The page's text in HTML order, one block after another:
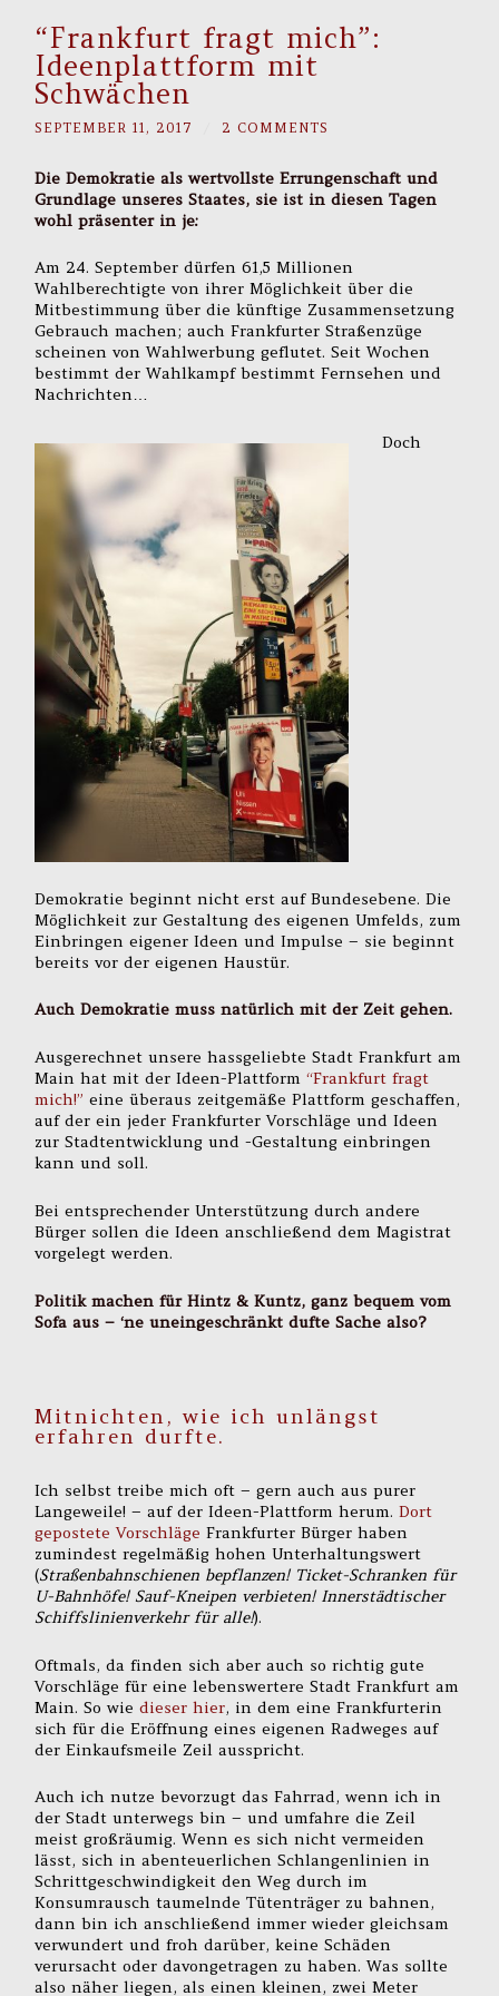
“Frankfurt fragt mich”:
Ideenplattform mit
Schwächen
SEPTEMBER 11, 2017 2 COMMENTS
Die Demokratie als wertvollste Errungenschaft und
Grundlage unseres Staates, sie ist in diesen Tagen
wohl präsenter in je:
Am 24. September dürfen 61,5 Millionen
Wahlberechtigte von ihrer Möglichkeit über die
Mitbestimmung über die künftige Zusammensetzung
Gebrauch machen; auch Frankfurter Straßenzüge
scheinen von Wahlwerbung geflutet. Seit Wochen
bestimmt der Wahlkampf bestimmt Fernsehen und
Nachrichten…
Doch
Demokratie beginnt nicht erst auf Bundesebene. Die
Möglichkeit zur Gestaltung des eigenen Umfelds, zum
Einbringen eigener Ideen und Impulse – sie beginnt
bereits vor der eigenen Haustür.
Auch Demokratie muss natürlich mit der Zeit gehen.
Ausgerechnet unsere hassgeliebte Stadt Frankfurt am
Main hat mit der Ideen-Plattform“Frankfurt fragt
mich!” eine überaus zeitgemäße Plattform geschaffen,
auf der ein jeder Frankfurter Vorschläge und Ideen
zur Stadtentwicklung und -Gestaltung einbringen
kann und soll.
Bei entsprechender Unterstützung durch andere
Bürger sollen die Ideen anschließend dem Magistrat
vorgelegt werden.
Politik machen für Hintz & Kuntz, ganz bequem vom
Sofa aus – ‘ne uneingeschränkt dufte Sache also?
Mitnichten, wie ich unlängst
erfahren durfte.
Ich selbst treibe mich oft – gern auch aus purer
Langeweile! – auf der Ideen-Plattform herum.Dort
gepostete VorschlägeFrankfurter Bürger haben
zumindest regelmäßig hohen Unterhaltungswert
(Straßenbahnschienen bepflanzen! Ticket-Schranken für
U-Bahnhöfe! Sauf-Kneipen verbieten! Innerstädtischer
Schiffslinienverkehr für alle!).
Oftmals, da finden sich aber auch so richtig gute
Vorschläge für eine lebenswertere Stadt Frankfurt am
Main. So wiedieser hier, in dem eine Frankfurterin
sich für die Eröffnung eines eigenen Radweges auf
der Einkaufsmeile Zeil ausspricht.
Auch ich nutze bevorzugt das Fahrrad, wenn ich in
der Stadt unterwegs bin – und umfahre die Zeil
meist großräumig. Wenn es sich nicht vermeiden
lässt, sich in abenteuerlichen Schlangenlinien in
Schrittgeschwindigkeit den Weg durch im
Konsumrausch taumelnde Tütenträger zu bahnen,
dann bin ich anschließend immer wieder gleichsam
verwundert und froh darüber, keine Schäden
verursacht oder davongetragen zu haben. Was sollte
also näher liegen, als einen kleinen, zwei Meter